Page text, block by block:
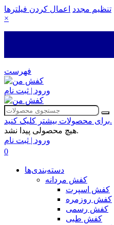
تنظیم مجدد
اعمال کردن فیلترها
×
فهرست
ورود | ثبت نام
برای محصولات بیشتر کلیک کنید.
هیچ محصولی پیدا نشد.
ورود | ثبت نام
0
دسته‌بندی‌ها
کفش مردانه
کفش اسپرت
کفش روزمره
کفش رسمی
کفش طبی